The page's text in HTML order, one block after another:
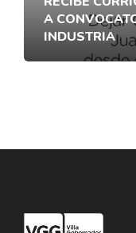
A
INDUSTRIA